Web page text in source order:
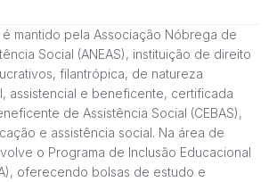
mantido pela Associação Nóbrega de
Social (ANEAS), instituição de direito
filantrópica, de natureza
assistencial e beneficente, certificada
de Assistência Social (CEBAS),
e assistência social. Na área de
o Programa de Inclusão Educacional
oferecendo bolsas de estudo e